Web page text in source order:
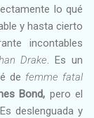
lo qué
y hasta cierto
incontables
Drake. Es un
de femme fatal
Bond, pero el
deslenguada y